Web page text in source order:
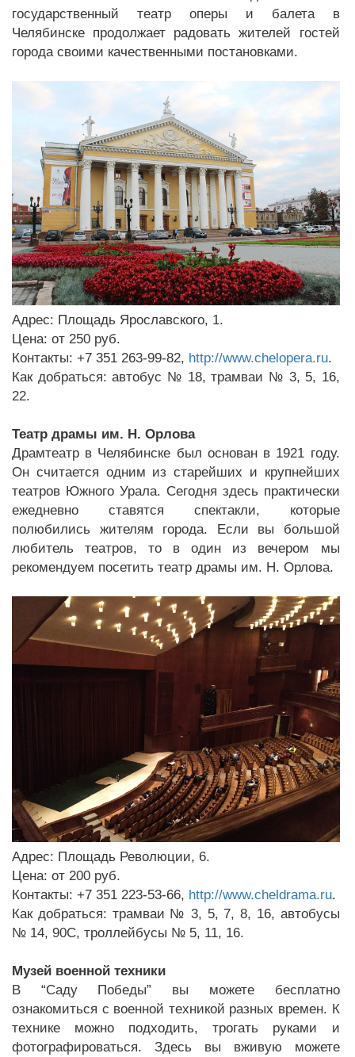
государственный театр оперы и балета в
Челябинске продолжает радовать жителей гостей
города своими качественными постановками.
Адрес: Площадь Ярославского, 1.
Цена: от 250 руб.
Контакты: +7 351 263-99-82, http://www.chelopera.ru.
Как добраться: автобус № 18, трамваи № 3, 5, 16,
22.
Театр драмы им. Н. Орлова
Драмтеатр в Челябинске был основан в 1921 году.
Он считается одним из старейших и крупнейших
театров Южного Урала. Сегодня здесь практически
ежедневно ставятся спектакли, которые
полюбились жителям города. Если вы большой
любитель театров, то в один из вечером мы
рекомендуем посетить театр драмы им. Н. Орлова.
Адрес: Площадь Революции, 6.
Цена: от 200 руб.
Контакты: +7 351 223‑53-66, http://www.cheldrama.ru.
Как добраться: трамваи № 3, 5, 7, 8, 16, автобусы
№ 14, 90С, троллейбусы № 5, 11, 16.
Музей военной техники
В “Саду Победы” вы можете бесплатно
ознакомиться с военной техникой разных времен. К
технике можно подходить, трогать руками и
фотографироваться. Здесь вы вживую можете